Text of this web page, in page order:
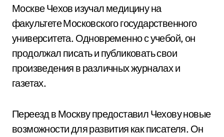
Москве Чехов изучал медицину на
факультете Московского государственного
университета. Одновременно с учебой, он
продолжал писать и публиковать свои
произведения в различных журналах и
газетах.
Переезд в Москву предоставил Чехову новые
возможности для развития как писателя. Он